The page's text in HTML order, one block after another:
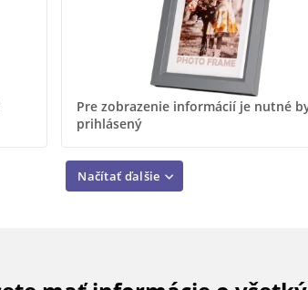
Pre zobrazenie informácií je nutné
prihlásený
Načítať ďalšie